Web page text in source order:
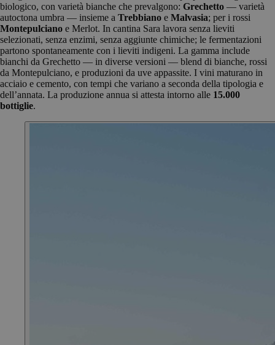
biologico, con varietà bianche che prevalgono: Grechetto — varietà
autoctona umbra — insieme a Trebbiano e Malvasia; per i rossi
Montepulciano e Merlot. In cantina Sara lavora senza lieviti
selezionati, senza enzimi, senza aggiunte chimiche; le fermentazioni
partono spontaneamente con i lieviti indigeni. La gamma include
bianchi da Grechetto — in diverse versioni — blend di bianche, rossi
da Montepulciano, e produzioni da uve appassite. I vini maturano in
acciaio e cemento, con tempi che variano a seconda della tipologia e
dell’annata. La produzione annua si attesta intorno alle 15.000
bottiglie.